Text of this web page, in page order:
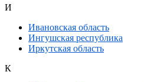
И
Ивановская область
Ингушская республика
Иркутская область
К